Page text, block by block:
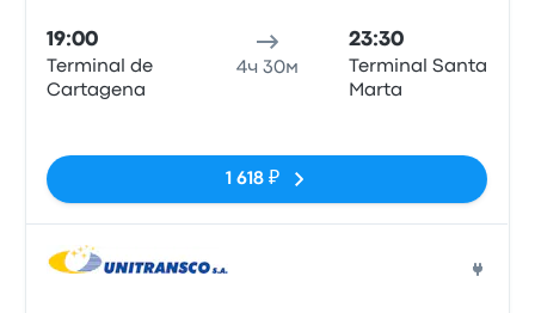
19:00
Terminal de
Cartagena
4ч 30м
23:30
Terminal Santa
Marta
1 618 ₽